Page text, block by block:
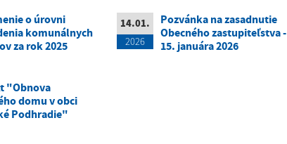
o úrovni
komunálnych
za rok 2025
14.01.
2026
Pozvánka na zasadnutie
Obecného zastupiteľstva -
15. januára 2026
"Obnova
domu v obci
Podhradie"